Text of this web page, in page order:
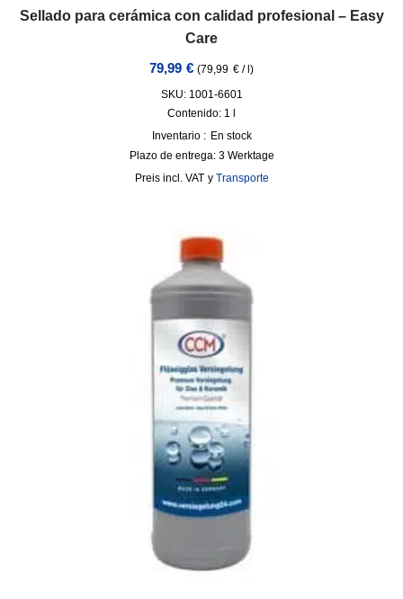
Sellado para cerámica con calidad profesional – Easy
Care
79,99 € (79,99 € /l)
SKU: 1001-6601
Contenido: 1
Inventario : En stock
Plazo de entrega: 3 Werktage
incl. VAT y Transporte